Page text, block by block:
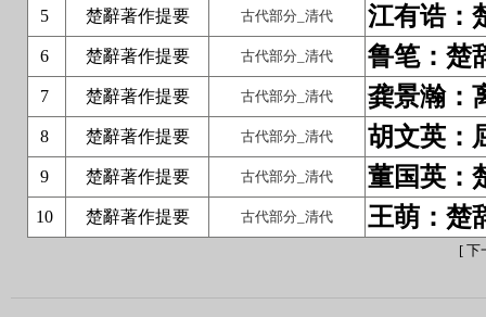
5 楚辭著作提要 古代部分_清代 江有诰：
6 楚辭著作提要 古代部分_清代 鲁笔：楚
7 楚辭著作提要 古代部分_清代 龚景瀚：
8 楚辭著作提要 古代部分_清代 胡文英：
9 楚辭著作提要 古代部分_清代 董国英：
10 楚辭著作提要 古代部分_清代 王萌：楚
[ 下